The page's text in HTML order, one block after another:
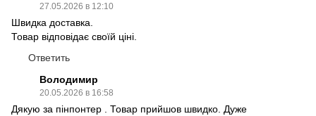
27.05.2026 в 12:10
Швидка доставка.
Товар відповідає своїй ціні.
Ответить
Володимир
20.05.2026 в 16:58
Дякую за пінпонтер . Товар прийшов швидко. Дуже